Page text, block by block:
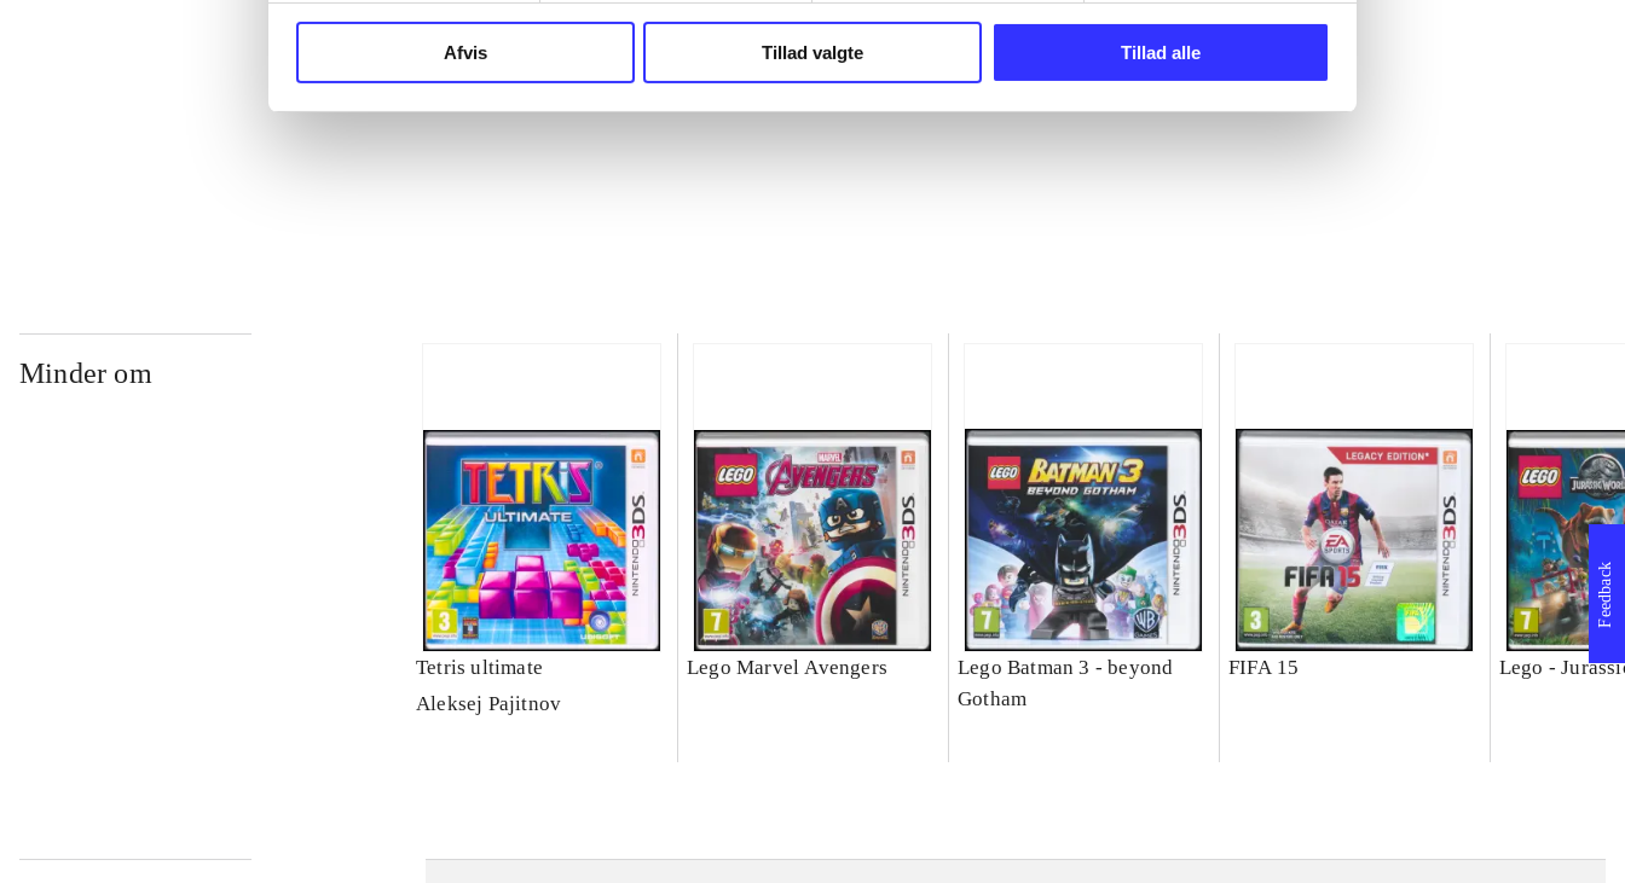
Afvis Tillad valgte Tillad alle
...
Minder om
Tetris ultimate
Aleksej Pajitnov
Lego Marvel Avengers
Lego Batman 3 - beyond
Gotham
FIFA 15 Lego -
Feedback